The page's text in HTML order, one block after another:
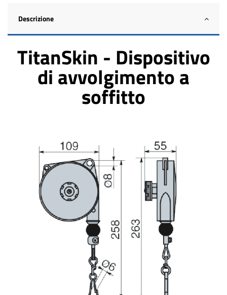
Descrizione
TitanSkin - Dispositivo
di avvolgimento a
soffitto